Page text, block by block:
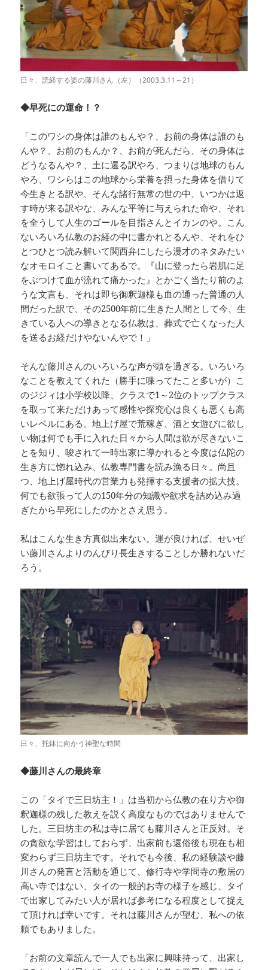
日々、読経する姿の藤川さん（左）（2003.3.11～21）
◆早死にの運命！？
「このワシの身体は誰のもんや？、お前の身体は誰のも
んや？、お前のもんか？、お前が死んだら、その身体は
どうなるんや？、土に還る訳やろ、つまりは地球のもん
やろ、ワシらはこの地球から栄養を摂った身体を借りて
今生きとる訳や、そんな諸行無常の世の中、いつかは返
す時が来る訳やな、みんな平等に与えられた命や、それ
を全うして人生のゴールを目指さんとイカンのや。こん
ないろいろ仏教のお経の中に書かれとるんや、それをひ
とつひとつ読み解いて関西弁にしたら漫才のネタみたい
なオモロイこと書いてあるで。『山に登ったら岩肌に足
をぶつけて血が流れて痛かった』とかごく当たり前のよ
うな文言も、それは即ち御釈迦様も血の通った普通の人
間だった訳で、その2500年前に生きた人間として今、生
きている人への導きとなる仏教は、葬式で亡くなった人
を送るお経だけやないんやで！」
そんな藤川さんのいろいろな声が頭を過ぎる。いろいろ
なことを教えてくれた（勝手に喋ってたこと多いが）こ
のジジィは小学校以降、クラスで1～2位のトップクラス
を取って来ただけあって感性や探究心は良くも悪くも高
いレベルにある。地上げ屋で荒稼ぎ、酒と女遊びに欲し
い物は何でも手に入れた日々から人間は欲が尽きないこ
とを知り、唆されて一時出家に導かれると今度は仏陀の
生き方に惚れ込み、仏教専門書を読み漁る日々。尚且
つ、地上げ屋時代の営業力も発揮する支援者の拡大技。
何でも欲張って人の150年分の知識や欲求を詰め込み過
ぎたから早死にしたのかとさえ思う。
私はこんな生き方真似出来ない。運が良ければ、せいぜ
い藤川さんよりのんびり長生きすることしか勝れないだ
ろう。
日々、托鉢に向かう神聖な時間
◆藤川さんの最終章
この「タイで三日坊主！」は当初から仏教の在り方や御
釈迦様の残した教えを説く高度なものではありませんで
した。三日坊主の私は寺に居ても藤川さんと正反対。そ
の貪欲な学習はしておらず、出家前も還俗後も現在も相
変わらず三日坊主です。それでも今後、私の経験談や藤
川さんの発言と活動を通じて、修行寺や学問寺の敷居の
高い寺ではない、タイの一般的お寺の様子を感じ、タイ
で出家してみたい人が居れば参考になる程度として捉え
て頂ければ幸いです。それは藤川さんが望む、私への依
頼でもありました。
「お前の文章読んで一人でも出家に興味持って、出家し